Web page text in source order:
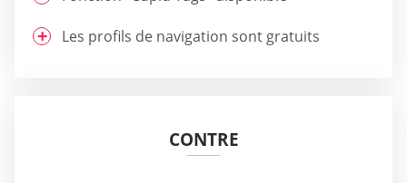
Les profils de navigation sont gratuits
CONTRE